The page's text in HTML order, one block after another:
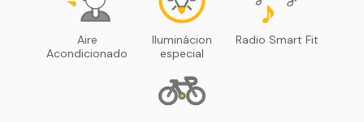
Aire
Acondicionado
Iluminácion
especial
Radio Smart Fit